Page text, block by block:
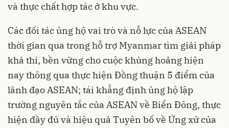
và thực chất hợp tác ở khu vực.
Các đối tác ủng hộ vai trò và nỗ lực của ASEAN
thời gian qua trong hỗ trợ Myanmar tìm giải pháp
khả thi, bền vững cho cuộc khủng hoảng hiện
nay thông qua thực hiện Đồng thuận 5 điểm của
lãnh đạo ASEAN; tái khẳng định ủng hộ lập
trường nguyên tắc của ASEAN về Biển Đông, thực
hiện đầy đủ và hiệu quả Tuyên bố về Ứng xử của